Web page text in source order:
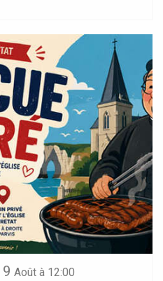
9 Août à 12:00